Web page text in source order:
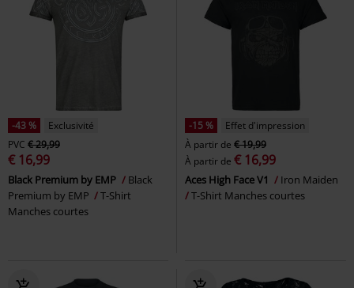
-43 %
Exclusivité
PVC € 29,99
€ 16,99
Black Premium by EMP
Black
Premium by EMP
T-Shirt
Manches courtes
-15 %
Effet d'impression
À partir de € 19,99
À partir de € 16,99
Aces High Face V1
Iron Maiden
T-Shirt Manches courtes